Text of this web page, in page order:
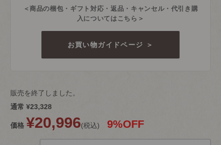
＜商品の梱包・ギフト対応・返品・キャンセル・代引き購
入についてはこちら＞
お買い物ガイドページ ＞
販売を終了しました。
通常 ¥23,328
価格 ¥20,996 税込 9%OFF